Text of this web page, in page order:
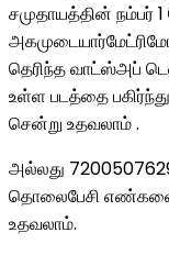
சமுதாயத்தின் நம்பர்
தெரிந்த வாட்ஸ்அப்
உள்ள படத்தை
சென்று உதவலாம் .
அல்லது
தொலைபேசி எண்களை
உதவலாம்.